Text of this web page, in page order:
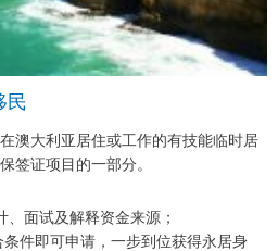
民
澳大利亚居住或工作的有技能临时居
签证项目的一部分。
面试及解释资金来源；
件即可申请，一步到位获得永居身